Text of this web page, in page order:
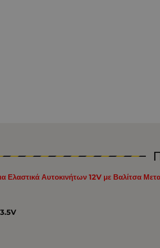
Ελαστικά Αυτοκινήτων 12V με Βαλίτσα